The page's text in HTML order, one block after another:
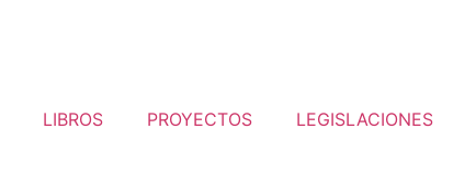
LIBROS PROYECTOS LEGISLACIONES